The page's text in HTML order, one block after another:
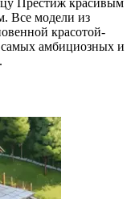
Все модели из
красотой-
самых амбициозных и